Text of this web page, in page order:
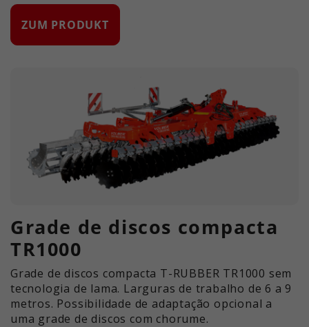
ZUM PRODUKT
Grade de discos compacta
TR1000
Grade de discos compacta T-RUBBER TR1000 sem
tecnologia de lama. Larguras de trabalho de 6 a 9
metros. Possibilidade de adaptação opcional a
uma grade de discos com chorume.